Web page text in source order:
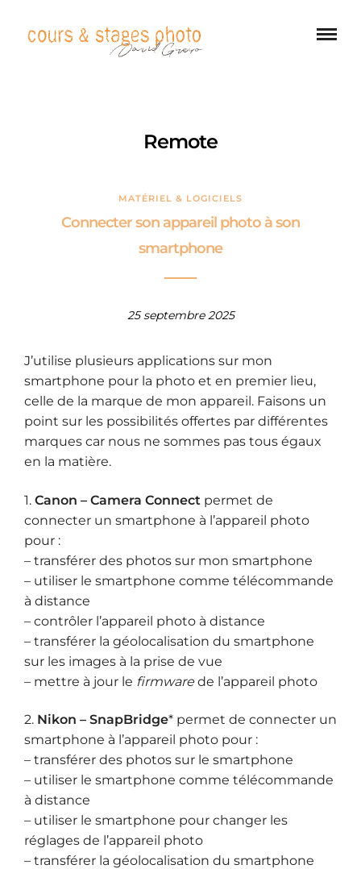
Remote
MATÉRIEL & LOGICIELS
Connecter son appareil photo à son
smartphone
25 septembre 2025
J’utilise plusieurs applications sur mon
smartphone pour la photo et en premier lieu,
celle de la marque de mon appareil. Faisons un
point sur les possibilités offertes par différentes
marques car nous ne sommes pas tous égaux
en la matière.
1. Canon – Camera Connect permet de
connecter un smartphone à l’appareil photo
pour :
– transférer des photos sur mon smartphone
– utiliser le smartphone comme télécommande
à distance
– contrôler l’appareil photo à distance
– transférer la géolocalisation du smartphone
sur les images à la prise de vue
– mettre à jour le firmwarede l’appareil photo
2. Nikon – SnapBridge* permet de connecter un
smartphone à l’appareil photo pour :
– transférer des photos sur le smartphone
– utiliser le smartphone comme télécommande
à distance
– utiliser le smartphone pour changer les
réglages de l’appareil photo
– transférer la géolocalisation du smartphone